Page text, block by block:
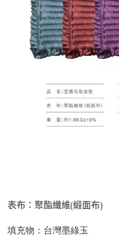
表布：聚酯纖維(緞面布)
填充物：台灣墨綠玉